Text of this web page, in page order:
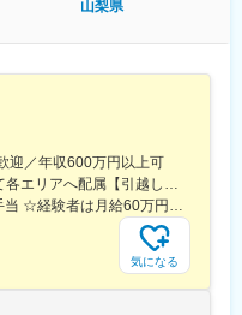
す
ける世界最大級CRO：
ニーの経営統合により、
できない治験の「質」と「ス
企業へ進化しました。薬剤流
、海外では治験完了までに期
ります。新しい治療法を待っ
IQVIAは創造的な仕事に挑戦し
山梨県
迎／年収600万円以上可
【U・Iターン歓迎】希望を考慮して各エリアへ配属【引越し代は会社全額負担】■本社 東京都中央区築地1-13-1 銀座松竹スクエア9F■勤務エリア：（1）北海道：北海道（2）東北：青森・秋田・岩手・山形・宮城・福島（3）関東：東京・神奈川・千葉・埼玉・茨城・栃木・群馬（4）甲信越：新潟・長野・山梨（5）東海：愛知・岐阜・三重・静岡（6）北陸：富山・石川・福井（7）近畿：大阪・京都・滋賀・奈良・和歌山・兵庫（8）中国：岡山・広島・山口・島根・鳥取（9）四国：香川・徳島・高知・愛媛（10）九州：福岡・大分・宮崎・鹿児島・熊本・佐賀・長崎・沖縄※勤務地限定～全国転勤（規定あり）の選択可能※配属エリアは希望を考慮して決定いたします。希望範囲外への転勤はありません。※変更の範囲：会社の定める事業所（リモートワーク含む）
月給41万6,667円～75万円＋各種手当 ☆経験者は月給60万円以上！・・・・・・■未経験者：月給41万6,667円～＋各種手当※上記には固定残業代（7万9,114円～／30時間分）を含みます。※超過分は別途全額支給いたします。◎手当を含めれば初年度から年収600万円以上も可能！・・・・・・■経験者：月給60万円～75万円＋各種手当※上記には固定残業代（11万760円～／30時間分）を含みます。※超過分は別途全額支給いたします。＜年収例＞◎初年度年収は700万円以上！◎最大年収900万円以上も目指せる♪・・・・・・＼社員の年収例／ 800万円／36歳（入社3年） 860万円／42歳（入社4年） 920万円／45歳（入社6年） ※諸手当含む
気になる